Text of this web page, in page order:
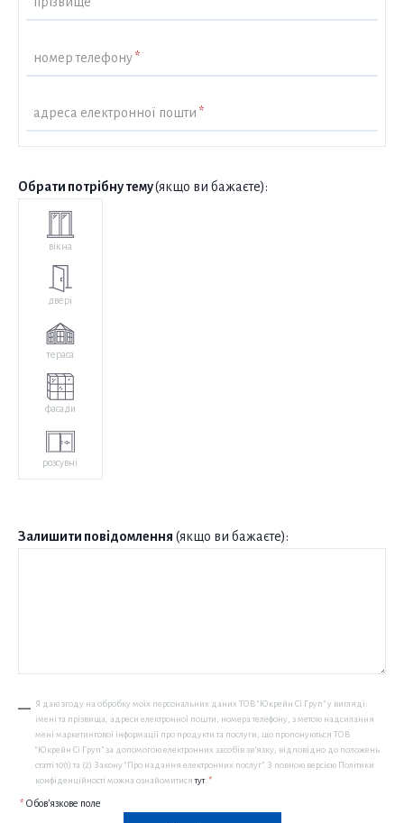
номер телефону*
адреса електронної пошти *
Обрати потрібну тему(якщо ви бажаєте):
вікна
двері
тераса
фасади
розсувні
Залишити повідомлення (якщо ви бажаєте):
Я даю згоду на обробку моїх персональних даних ТОВ “Юкрейн Сі Груп” у вигляді:
імені та прізвища, адреси електронної пошти, номера телефону, з метою надсилання
мені маркетингової інформації про продукти та послуги, що пропонуються ТОВ
“Юкрейн Сі Груп” за допомогою електронних засобів зв’язку, відповідно до положень
статті 10(1) та (2) Закону “Про надання електронних послуг”. З повною версією Політики
конфіденційності можна ознайомитисятут. *
* Обов’язкове поле